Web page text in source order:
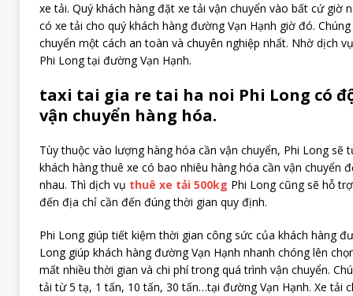
xe tải. Quý khách hàng đặt xe tải vận chuyển vào bất cứ giờ
có xe tải cho quý khách hàng đường Vạn Hạnh giờ đó.
chuyển một cách an toàn và chuyên nghiệp nhất. Nhờ dịch
Phi Long tại đường Vạn Hạnh.
taxi tai gia re tai ha noi Phi Long có
vận chuyển hàng hóa.
Tùy thuộc vào lượng hàng hóa cần vận chuyển, Phi Long sẽ
khách hàng thuê xe có bao nhiêu hàng hóa cần vận chuyển
nhau. Thì dịch vụ thuê xe tải 500kg Phi Long cũng sẽ hỗ
đến địa chỉ cần đến đúng thời gian quy định.
Phi Long giúp tiết kiệm thời gian công sức của khách hàng
Long giúp khách hàng đường Vạn Hạnh nhanh chóng lên
mất nhiều thời gian và chi phí trong quá trình vận chuyển.
tải từ 5 tạ, 1 tấn, 10 tấn, 30 tấn…tại đường Vạn Hạnh. Xe tải